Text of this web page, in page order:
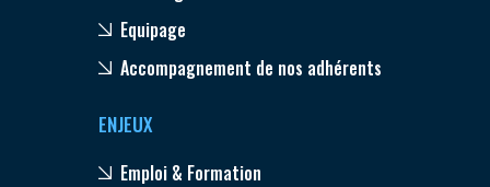
Equipage
Accompagnement de nos adhérents
ENJEUX
Emploi & Formation